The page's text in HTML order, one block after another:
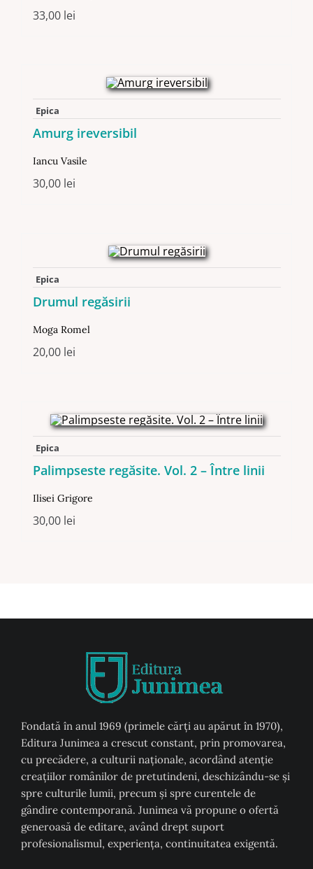
33,00 lei
Epica
Amurg ireversibil
Iancu Vasile
30,00 lei
Epica
Drumul regăsirii
Moga Romel
20,00 lei
Epica
Palimpseste regăsite. Vol. 2 – Între linii
Ilisei Grigore
30,00 lei
Fondată în anul 1969 (primele cărți au apărut în 1970),
Editura Junimea a crescut constant, prin promovarea,
cu precădere, a culturii naţionale, acordând atenţie
creaţiilor românilor de pretutindeni, deschizându-se şi
spre culturile lumii, precum şi spre curentele de
gândire contemporană. Junimea vă propune o ofertă
generoasă de editare, având drept suport
profesionalismul, experiența, continuitatea exigentă.